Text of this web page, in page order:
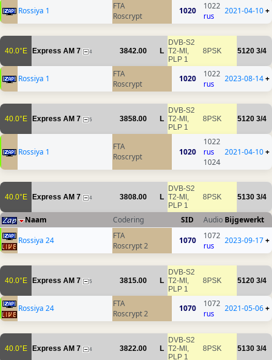
Rossiya 1
FTA
Roscrypt
1020
1022
rus
2021-04-10+
40.0°E Express AM 7 4 3842.00 L
DVB-S2
T2-MI,
PLP 1
8PSK 5120 3/4
Rossiya 1
FTA
Roscrypt
1020
1022
rus
2023-08-14+
40.0°E Express AM 7 5 3858.00 L
DVB-S2
T2-MI,
PLP 1
8PSK 5120 3/4
Rossiya 1
FTA
Roscrypt
1020
1022
rus
1024
2021-04-10+
40.0°E Express AM 7 4 3808.00 L
DVB-S2
T2-MI,
PLP 1
8PSK 5130 3/4
Naam Codering SID Audio Bijgewerkt
Rossiya 24
FTA
Roscrypt 2
1070
1072
rus
2023-09-17+
40.0°E Express AM 7 5 3815.00 L
DVB-S2
T2-MI,
PLP 1
8PSK 5120 3/4
Rossiya 24
FTA
Roscrypt 2
1070
1072
rus
2021-05-06+
40.0°E Express AM 7 4 3822.00 L
DVB-S2
T2-MI,
PLP 1
8PSK 5130 3/4